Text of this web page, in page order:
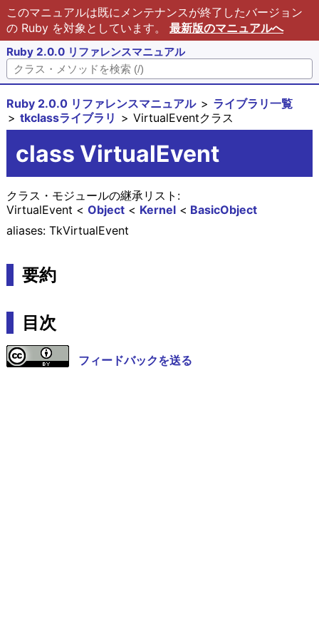
このマニュアルは既にメンテナンスが終了したバージョン
の Ruby を対象としています。 最新版のマニュアルへ
Ruby 2.0.0 リファレンスマニュアル
Ruby 2.0.0 リファレンスマニュアル
ライブラリ一覧
tkclassライブラリ
VirtualEventクラス
class VirtualEvent
クラス・モジュールの継承リスト:
BasicObject
Kernel
Object
VirtualEvent
aliases: TkVirtualEvent
要約
目次
フィードバックを送る